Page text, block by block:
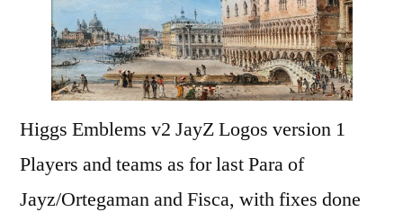
Higgs Emblems v2 JayZ Logos version 1
Players and teams as for last Para of
Jayz/Ortegaman and Fisca, with fixes done